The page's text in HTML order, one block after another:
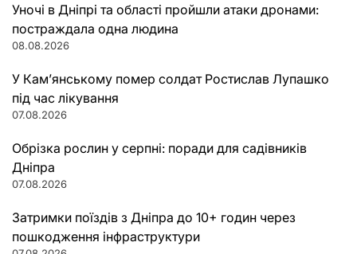
Уночі в Дніпрі та області пройшли атаки дронами:
постраждала одна людина
08.08.2026
У Кам’янському помер солдат Ростислав Лупашко
під час лікування
07.08.2026
Обрізка рослин у серпні: поради для садівників
Дніпра
07.08.2026
Затримки поїздів з Дніпра до 10+ годин через
пошкодження інфраструктури